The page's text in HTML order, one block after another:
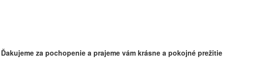
za pochopenie a prajeme vám krásne a pokojné prežitie